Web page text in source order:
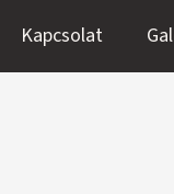
Kapcsolat